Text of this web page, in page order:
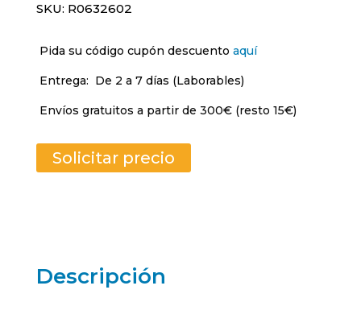
SKU: R0632602
Pida su código cupón descuento aquí
Entrega: De 2 a 7 días (Laborables)
Envíos gratuitos a partir de 300€ (resto 15€)
Solicitar precio
Descripción